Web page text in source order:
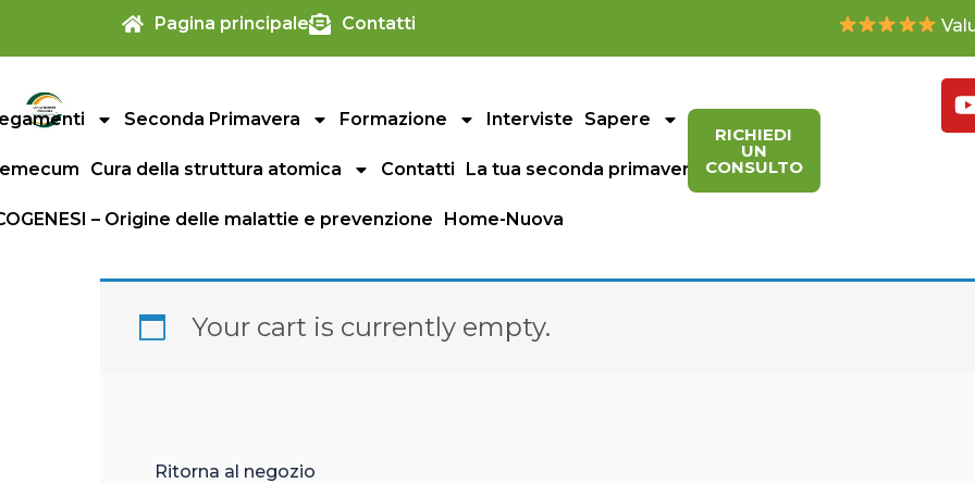
Pagina principale Contatti
Seconda Primavera Formazione Interviste Sapere Libri
Cura della struttura atomica Contatti La tua seconda primavera
– Origine delle malattie e prevenzione Home-Nuova
RICHIEDI
UN
CONSULTO
Your cart is currently empty.
Ritorna al negozio